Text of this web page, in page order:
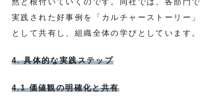
然と根付いていくのです。同社では、各部門で
実践された好事例を「カルチャーストーリー」
として共有し、組織全体の学びとしています。
4. 具体的な実践ステップ
4.1 価値観の明確化と共有